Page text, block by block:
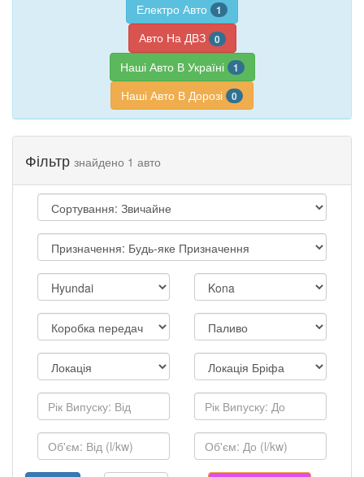
Електро Авто 1
Авто На ДВЗ 0
Наші Авто В Україні 1
Наші Авто В Дорозі 0
Фільтр знайдено 1 авто